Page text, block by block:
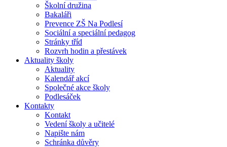
Školní družina
Bakaláři
Prevence ZŠ Na Podlesí
Sociální a speciální pedagog
Stránky tříd
Rozvrh hodin a přestávek
Aktuality školy
Aktuality
Kalendář akcí
Společné akce školy
Podlesáček
Kontakty
Kontakt
Vedení školy a učitelé
Napište nám
Schránka důvěry